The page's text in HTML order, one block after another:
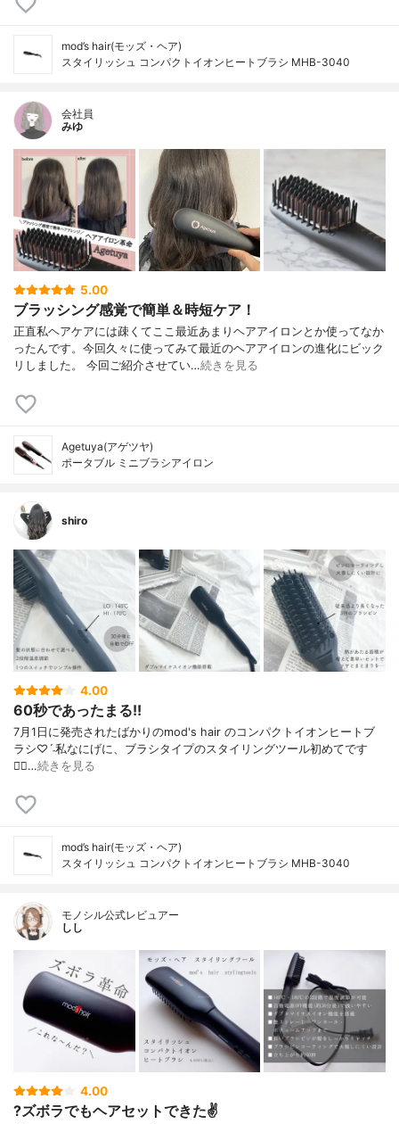
mod’s hair(モッズ・ヘア)
スタイリッシュ コンパクトイオンヒートブラシ MHB-3040
会社員
みゆ
5.00
ブラッシング感覚で簡単＆時短ケア！
正直私ヘアケアには疎くてここ最近あまりヘアアイロンとか使ってなか
ったんです。今回久々に使ってみて最近のヘアアイロンの進化にビック
リしました。 今回ご紹介させてい…続きを見る
Agetuya(アゲツヤ)
ポータブル ミニブラシアイロン
shiro
4.00
60秒であったまる!!
7月1日に発売されたばかりの mod's hair のコンパクトイオンヒートブ
ラシ♡ˊ˗ 私なにげに、ブラシタイプの スタイリングツール初めてです
◡̈⃝…続きを見る
mod’s hair(モッズ・ヘア)
スタイリッシュ コンパクトイオンヒートブラシ MHB-3040
モノシル公式レビュアー
しし
4.00
?ズボラでもヘアセットできた✌️